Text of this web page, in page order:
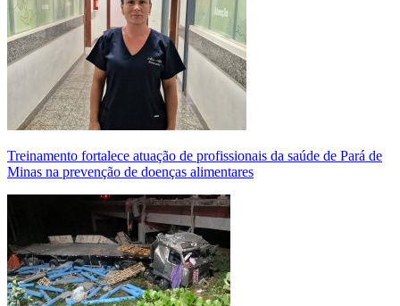
Treinamento fortalece atuação de profissionais da saúde de Pará de
Minas na prevenção de doenças alimentares